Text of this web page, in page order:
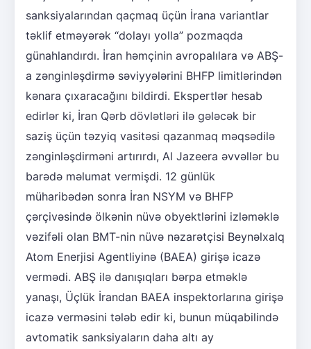
sanksiyalarından qaçmaq üçün İrana variantlar
təklif etməyərək “dolayı yolla” pozmaqda
günahlandırdı. İran həmçinin avropalılara və ABŞ-
a zənginləşdirmə səviyyələrini BHFP limitlərindən
kənara çıxaracağını bildirdi. Ekspertlər hesab
edirlər ki, İran Qərb dövlətləri ilə gələcək bir
saziş üçün təzyiq vasitəsi qazanmaq məqsədilə
zənginləşdirməni artırırdı, Al Jazeera əvvəllər bu
barədə məlumat vermişdi. 12 günlük
müharibədən sonra İran NSYM və BHFP
çərçivəsində ölkənin nüvə obyektlərini izləməklə
vəzifəli olan BMT-nin nüvə nəzarətçisi Beynəlxalq
Atom Enerjisi Agentliyinə (BAEA) girişə icazə
vermədi. ABŞ ilə danışıqları bərpa etməklə
yanaşı, Üçlük İrandan BAEA inspektorlarına girişə
icazə verməsini tələb edir ki, bunun müqabilində
avtomatik sanksiyaların daha altı ay